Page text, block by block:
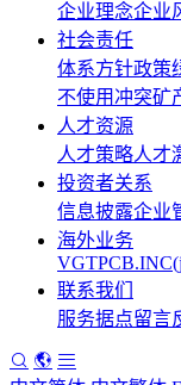
企业理念企业
社会责任
体系方针政策
不使用冲突矿
人才资源
人才策略人才
投资者关系
信息披露企业
海外业务
联系我们
服务据点留言